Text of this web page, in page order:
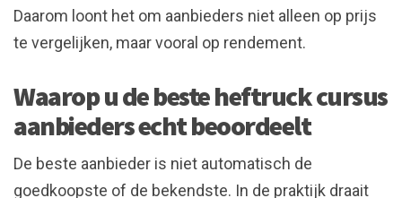
Daarom loont het om aanbieders niet alleen op prijs
te vergelijken, maar vooral op rendement.
Waarop u de beste heftruck cursus
aanbieders echt beoordeelt
De beste aanbieder is niet automatisch de
goedkoopste of de bekendste. In de praktijk draait